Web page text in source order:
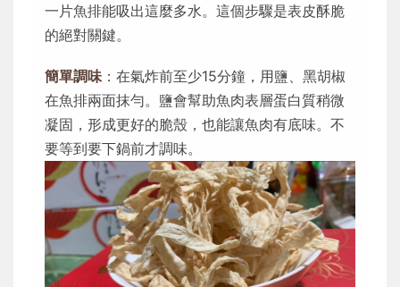
一片魚排能吸出這麼多水。這個步驟是表皮酥脆
的絕對關鍵。
簡單調味 ：在氣炸前至少15分鐘，用鹽、黑胡椒
在魚排兩面抹勻。鹽會幫助魚肉表層蛋白質稍微
凝固，形成更好的脆殼，也能讓魚肉有底味。不
要等到要下鍋前才調味。